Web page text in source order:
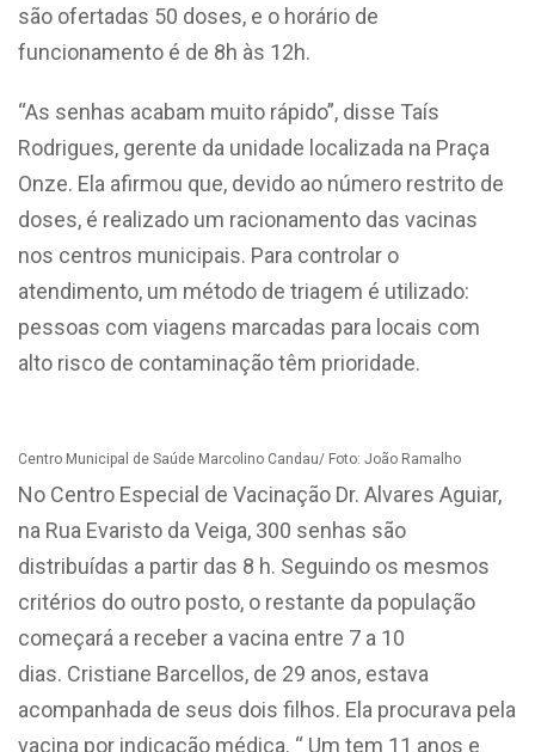
são ofertadas 50 doses, e o horário de
funcionamento é de 8h às 12h.
“As senhas acabam muito rápido”, disse Taís
Rodrigues, gerente da unidade localizada na Praça
Onze. Ela afirmou que, devido ao número restrito de
doses, é realizado um racionamento das vacinas
nos centros municipais. Para controlar o
atendimento, um método de triagem é utilizado:
pessoas com viagens marcadas para locais com
alto risco de contaminação têm prioridade.
Centro Municipal de Saúde Marcolino Candau/ Foto: João Ramalho
No Centro Especial de Vacinação Dr. Alvares Aguiar,
na Rua Evaristo da Veiga, 300 senhas são
distribuídas a partir das 8 h. Seguindo os mesmos
critérios do outro posto, o restante da população
começará a receber a vacina entre 7 a 10
dias. Cristiane Barcellos, de 29 anos, estava
acompanhada de seus dois filhos. Ela procurava pela
vacina por indicação médica. “ Um tem 11 anos e